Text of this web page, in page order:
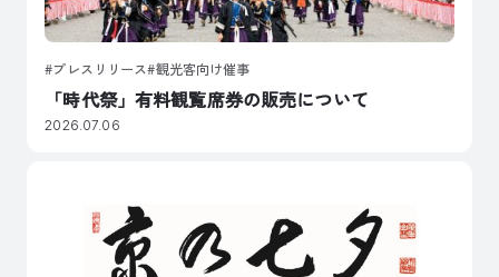
プレスリリース 観光客向け催事
「時代祭」有料観覧席券の販売について
2026.07.06